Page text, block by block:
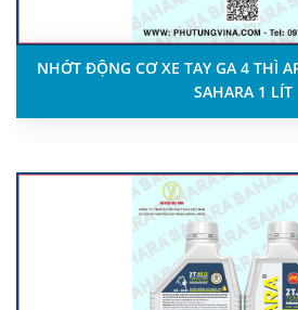
NHỚT ĐỘNG CƠ XE TAY GA 4 THÌ
SAHARA 1 LÍT